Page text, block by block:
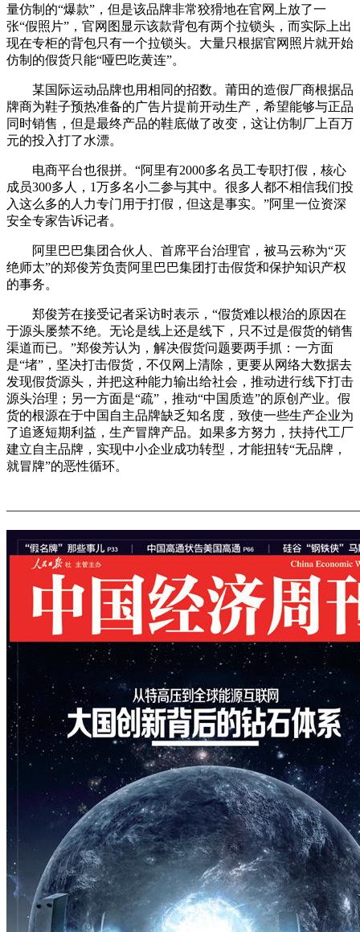
量仿制的“爆款”，但是该品牌非常狡猾地在官网上放了一
张“假照片”，官网图显示该款背包有两个拉锁头，而实际上出
现在专柜的背包只有一个拉锁头。大量只根据官网照片就开始
仿制的假货只能“哑巴吃黄连”。
某国际运动品牌也用相同的招数。莆田的造假厂商根据品
牌商为鞋子预热准备的广告片提前开动生产，希望能够与正品
同时销售，但是最终产品的鞋底做了改变，这让仿制厂上百万
元的投入打了水漂。
电商平台也很拼。“阿里有2000多名员工专职打假，核心
成员300多人，1万多名小二参与其中。很多人都不相信我们投
入这么多的人力专门用于打假，但这是事实。”阿里一位资深
安全专家告诉记者。
阿里巴巴集团合伙人、首席平台治理官，被马云称为“灭
绝师太”的郑俊芳负责阿里巴巴集团打击假货和保护知识产权
的事务。
郑俊芳在接受记者采访时表示，“假货难以根治的原因在
于源头屡禁不绝。无论是线上还是线下，只不过是假货的销售
渠道而已。”郑俊芳认为，解决假货问题要两手抓：一方面
是“堵”，坚决打击假货，不仅网上清除，更要从网络大数据去
发现假货源头，并把这种能力输出给社会，推动进行线下打击
源头治理；另一方面是“疏”，推动“中国质造”的原创产业。假
货的根源在于中国自主品牌缺乏知名度，致使一些生产企业为
了追逐短期利益，生产冒牌产品。如果多方努力，扶持代工厂
建立自主品牌，实现中小企业成功转型，才能扭转“无品牌，
就冒牌”的恶性循环。